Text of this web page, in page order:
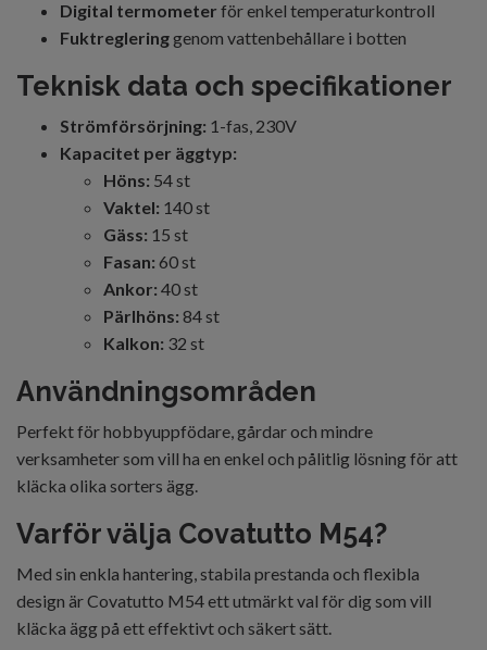
Digital termometer för enkel temperaturkontroll
Fuktregleringgenom vattenbehållare i botten
Teknisk data och specifikationer
Strömförsörjning: 1-fas, 230V
Kapacitet per äggtyp:
Höns: 54 st
Vaktel: 140 st
Gäss: 15 st
Fasan: 60 st
Ankor: 40 st
Pärlhöns: 84 st
Kalkon: 32 st
Användningsområden
Perfekt för hobbyuppfödare, gårdar och mindre
verksamheter som vill ha en enkel och pålitlig lösning för att
kläcka olika sorters ägg.
Varför välja Covatutto M54?
Med sin enkla hantering, stabila prestanda och flexibla
design är Covatutto M54 ett utmärkt val för dig som vill
kläcka ägg på ett effektivt och säkert sätt.